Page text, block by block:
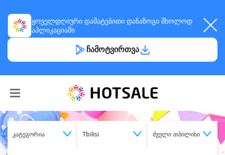
ყოველდღიური დამატებითი დანაზოგი მხოლოდ
აპლიკაციაში
ჩამოტვირთვა
კატეგორია Tbilisi ძველი თბილისი